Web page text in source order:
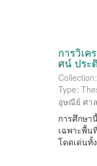
การวิเค
ศน์ ประ
Type:
อุษณีย์ ศา
การศึกษา
เฉพาะพื้น
โดดเด่นทั้